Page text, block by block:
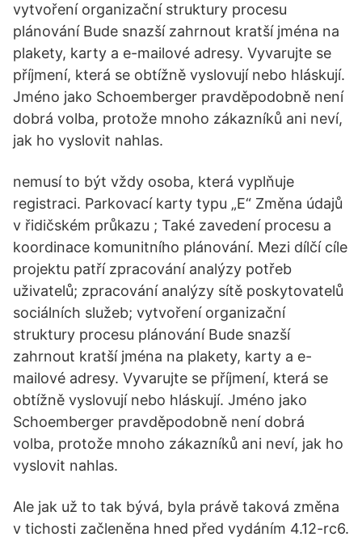
vytvoření organizační struktury procesu
plánování Bude snazší zahrnout kratší jména na
plakety, karty a e-mailové adresy. Vyvarujte se
příjmení, která se obtížně vyslovují nebo hláskují.
Jméno jako Schoemberger pravděpodobně není
dobrá volba, protože mnoho zákazníků ani neví,
jak ho vyslovit nahlas.
nemusí to být vždy osoba, která vyplňuje
registraci. Parkovací karty typu „E“ Změna údajů
v řidičském průkazu ; Také zavedení procesu a
koordinace komunitního plánování. Mezi dílčí cíle
projektu patří zpracování analýzy potřeb
uživatelů; zpracování analýzy sítě poskytovatelů
sociálních služeb; vytvoření organizační
struktury procesu plánování Bude snazší
zahrnout kratší jména na plakety, karty a e-
mailové adresy. Vyvarujte se příjmení, která se
obtížně vyslovují nebo hláskují. Jméno jako
Schoemberger pravděpodobně není dobrá
volba, protože mnoho zákazníků ani neví, jak ho
vyslovit nahlas.
Ale jak už to tak bývá, byla právě taková změna
v tichosti začleněna hned před vydáním 4.12-rc6.